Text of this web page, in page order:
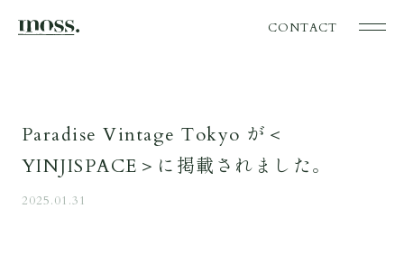
CONTACT
Paradise Vintage Tokyo が＜
YINJISPACE＞に掲載されました。
2025.01.31